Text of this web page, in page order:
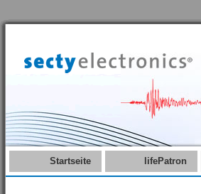
Startseite lifePatron